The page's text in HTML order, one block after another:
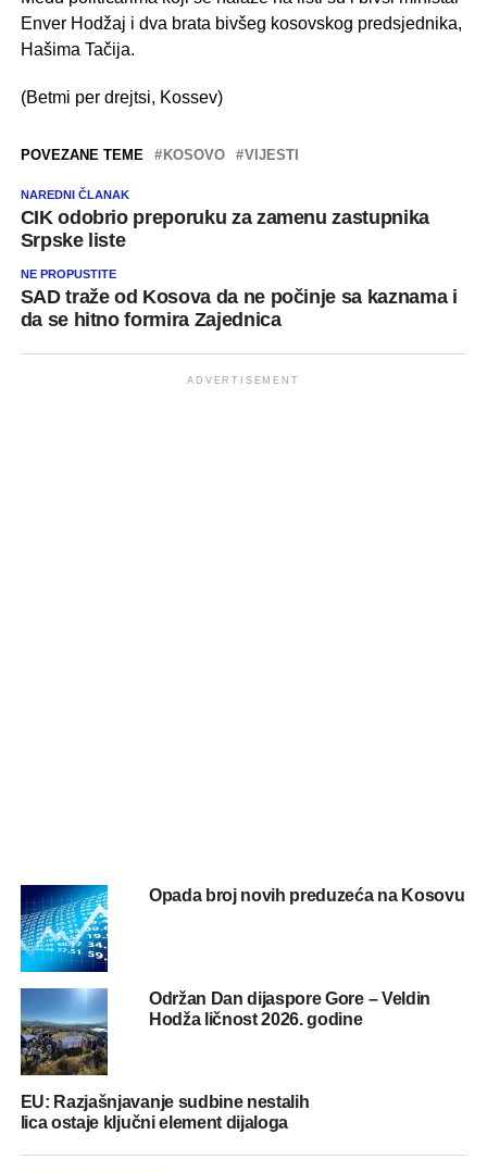
Enver Hodžaj i dva brata bivšeg kosovskog predsjednika,
Hašima Tačija.
(Betmi per drejtsi, Kossev)
POVEZANE TEME KOSOVO VIJESTI
NAREDNI ČLANAK
CIK odobrio preporuku za zamenu zastupnika
Srpske liste
NE PROPUSTITE
SAD traže od Kosova da ne počinje sa kaznama i
da se hitno formira Zajednica
ADVERTISEMENT
Opada broj novih preduzeća na Kosovu
Održan Dan dijaspore Gore – Veldin
Hodža ličnost 2026. godine
EU: Razjašnjavanje sudbine nestalih
lica ostaje ključni element dijaloga